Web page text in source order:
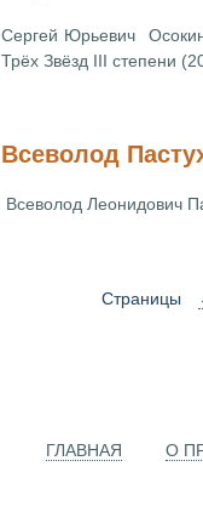
Сергей Юрьевич
Трёх Звёзд III степени
Всеволод
Всеволод Леонидович
Страницы
ГЛАВНАЯ О